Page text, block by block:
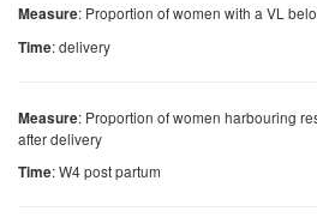
Measure: Proportion of women with a VL
Time: delivery
Measure: Proportion of women harbouring
after delivery
Time: W4 post partum